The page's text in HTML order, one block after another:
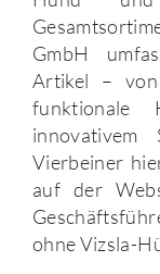
GmbH
Artikel –
funktionale
innovativem
Vierbeiner
auf der
ohne Vizsla-